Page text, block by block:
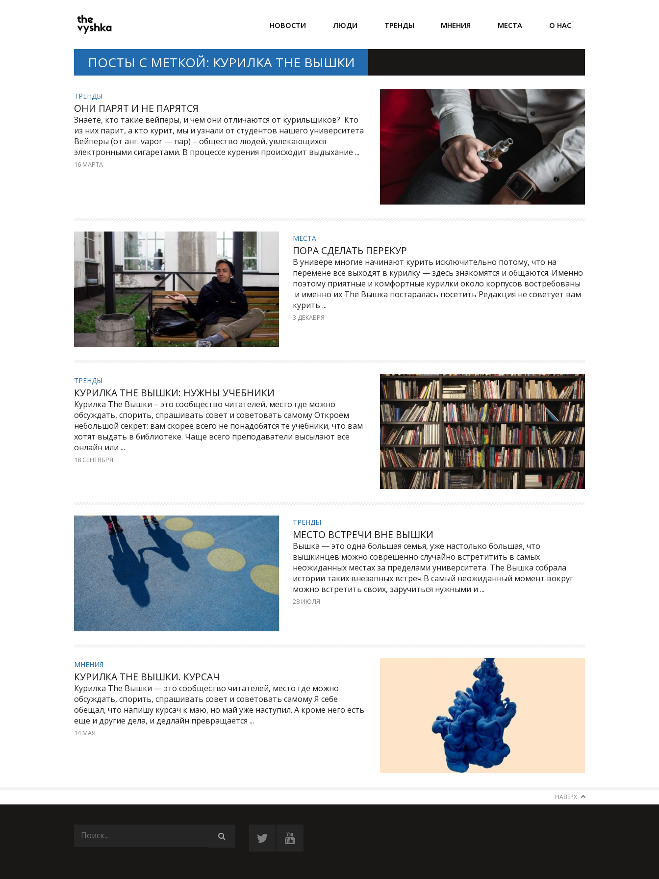
PRIMARY
NAVIGATION НОВОСТИ ЛЮДИ ТРЕНДЫ МНЕНИЯ МЕСТА О НАС
ПОСТЫ С МЕТКОЙ: КУРИЛКА THE ВЫШКИ
ТРЕНДЫ
ОНИ ПАРЯТ И НЕ ПАРЯТСЯ
Знаете, кто такие вейперы, и чем они отличаются от курильщиков? Кто
из них парит, а кто курит, мы и узнали от студентов нашего университета
Вейперы (от анг. vapor — пар) – общество людей, увлекающихся
электронными сигаретами. В процессе курения происходит выдыхание ...
16 МАРТА
МЕСТА
ПОРА СДЕЛАТЬ ПЕРЕКУР
В универе многие начинают курить исключительно потому, что на
перемене все выходят в курилку — здесь знакомятся и общаются. Именно
поэтому приятные и комфортные курилки около корпусов востребованы
и именно их The Вышка постаралась посетить Редакция не советует вам
курить ...
3 ДЕКАБРЯ
ТРЕНДЫ
КУРИЛКА THE ВЫШКИ: НУЖНЫ УЧЕБНИКИ
Курилка The Вышки – это сообщество читателей, место где можно
обсуждать, спорить, спрашивать совет и советовать самому Откроем
небольшой секрет: вам скорее всего не понадобятся те учебники, что вам
хотят выдать в библиотеке. Чаще всего преподаватели высылают все
онлайн или ...
18 СЕНТЯБРЯ
ТРЕНДЫ
МЕСТО ВСТРЕЧИ ВНЕ ВЫШКИ
Вышка — это одна большая семья, уже настолько большая, что
вышкинцев можно соврешенно случайно встретитить в самых
неожиданных местах за пределами университета. The Вышка собрала
истории таких внезапных встреч В самый неожиданный момент вокруг
можно встретить своих, заручиться нужными и ...
28 ИЮЛЯ
МНЕНИЯ
КУРИЛКА THE ВЫШКИ. КУРСАЧ
Курилка The Вышки — это сообщество читателей, место где можно
обсуждать, спорить, спрашивать совет и советовать самому Я себе
обещал, что напишу курсач к маю, но май уже наступил. А кроме него есть
еще и другие дела, и дедлайн превращается ...
14 МАЯ
НАВЕРХ